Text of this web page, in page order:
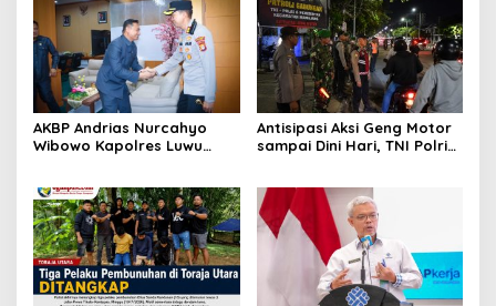
AKBP Andrias Nurcahyo
Wibowo Kapolres Luwu
Antisipasi Aksi Geng Motor
sampai Dini Hari, TNI Polri